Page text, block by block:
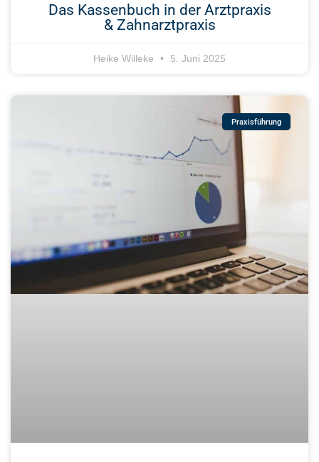
Das Kassenbuch in der Arztpraxis
& Zahnarztpraxis
Heike Willeke 5. Juni 2025
Praxisführung